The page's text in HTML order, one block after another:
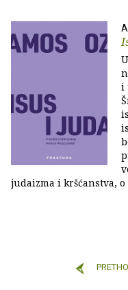
i
judaizma i kršćanstva, o